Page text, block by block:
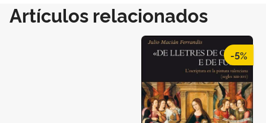
Artículos relacionados
-5%